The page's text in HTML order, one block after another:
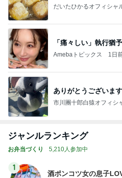
だいたひかるオフィシャ
「痛々しい」執行猶
Amebaトピックス 1日
ありがとうございます
市川團十郎白猿オフィシ
ジャンルランキング
お弁当づくり 5,210人参加中
1
酒ポンコツ女の息子